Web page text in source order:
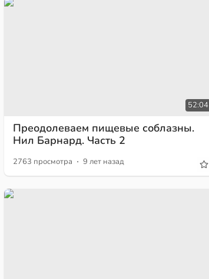
52:04
Преодолеваем пищевые соблазны.
Нил Барнард. Часть 2
2763 просмотра · 9 лет назад